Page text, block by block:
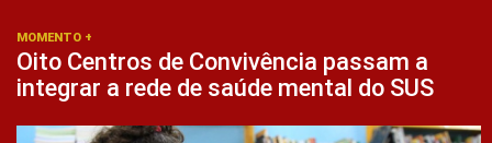
MOMENTO +
Oito Centros de Convivência passam a
integrar a rede de saúde mental do SUS